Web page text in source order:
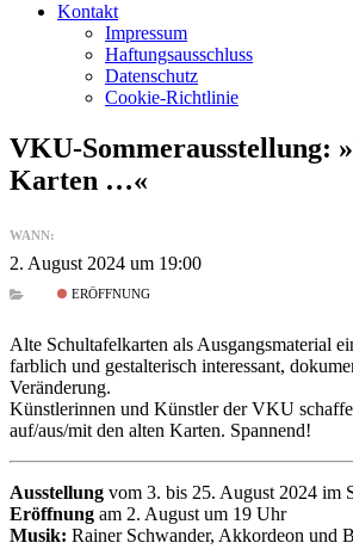
Kontakt
Impressum
Haftungsausschluss
Datenschutz
Cookie-Richtlinie
VKU-Sommerausstellung:
Karten …«
WANN:
2. August 2024 um 19:00
ERÖFFNUNG
Alte Schultafelkarten als Ausgangsmaterial
farblich und gestalterisch interessant,
Veränderung.
Künstlerinnen und Künstler der VKU
auf/aus/mit den alten Karten. Spannend!
Ausstellung vom 3. bis 25. August 2024 im
Eröffnung am 2. August um 19 Uhr
Musik: Rainer Schwander, Akkordeon und